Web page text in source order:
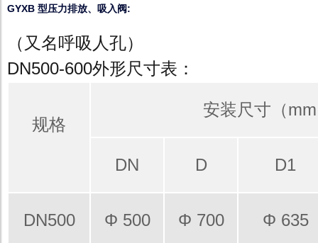
GYXB 型压力排放、吸入阀:
（又名呼吸人孔）
DN500-600外形尺寸表：
规格
安装尺寸（
DN D D1
DN500 Φ 500 Φ 700 Φ 635